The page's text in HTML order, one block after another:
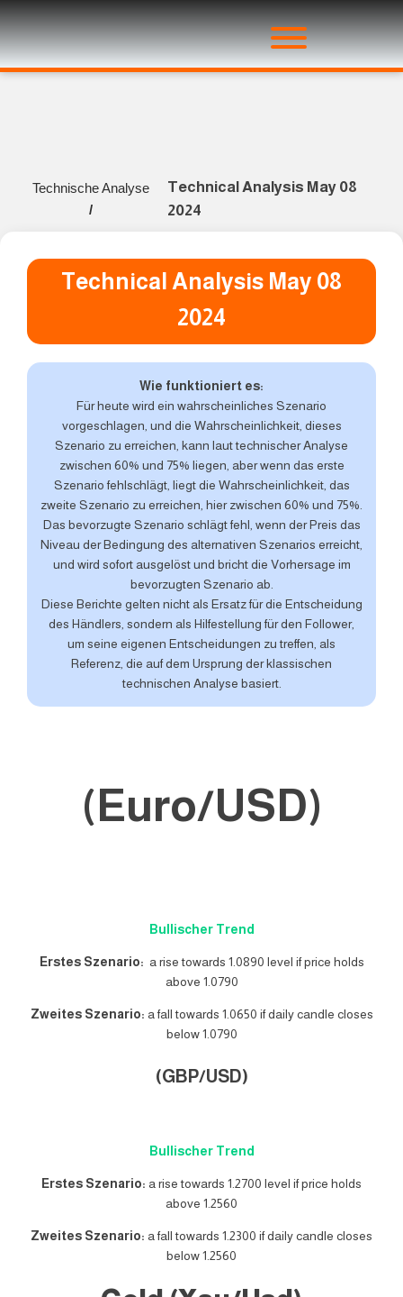
Technische Analyse
/
Technical Analysis May 08
2024
Technical Analysis May 08
2024
Wie funktioniert es:
Für heute wird ein wahrscheinliches Szenario
vorgeschlagen, und die Wahrscheinlichkeit, dieses
Szenario zu erreichen, kann laut technischer Analyse
zwischen 60% und 75% liegen, aber wenn das erste
Szenario fehlschlägt, liegt die Wahrscheinlichkeit, das
zweite Szenario zu erreichen, hier zwischen 60% und 75%.
Das bevorzugte Szenario schlägt fehl, wenn der Preis das
Niveau der Bedingung des alternativen Szenarios erreicht,
und wird sofort ausgelöst und bricht die Vorhersage im
bevorzugten Szenario ab.
Diese Berichte gelten nicht als Ersatz für die Entscheidung
des Händlers, sondern als Hilfestellung für den Follower,
um seine eigenen Entscheidungen zu treffen, als
Referenz, die auf dem Ursprung der klassischen
technischen Analyse basiert.
(Euro/USD)
Bullischer Trend
Erstes Szenario: a rise towards 1.0890 level if price holds
above 1.0790
Zweites Szenario: a fall towards 1.0650 if daily candle closes
below 1.0790
(GBP/USD)
Bullischer Trend
Erstes Szenario: a rise towards 1.2700 level if price holds
above 1.2560
Zweites Szenario: a fall towards 1.2300 if daily candle closes
below 1.2560